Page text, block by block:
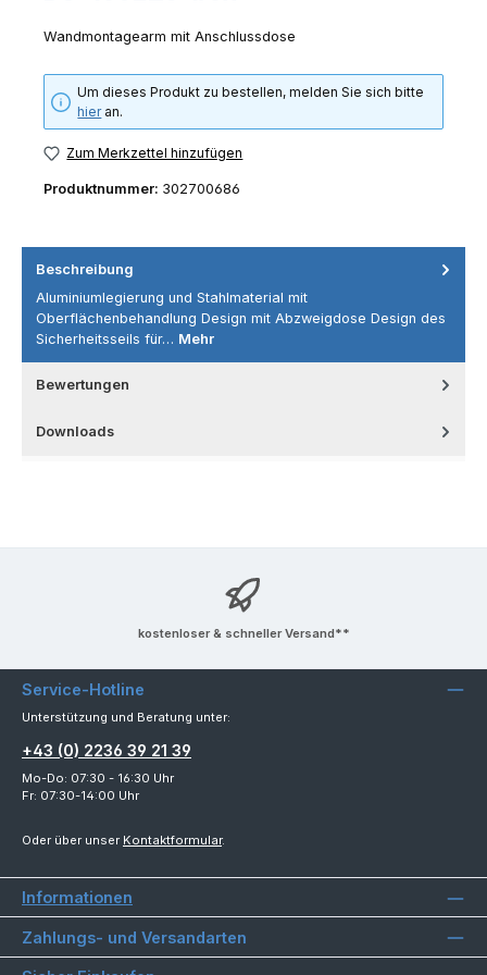
Wandmontagearm mit Anschlussdose
Um dieses Produkt zu bestellen, melden Sie sich bitte
hieran.
Zum Merkzettel hinzufügen
Produktnummer: 302700686
Beschreibung
Aluminiumlegierung und Stahlmaterial mit
Oberflächenbehandlung Design mit Abzweigdose Design des
Sicherheitsseils für… Mehr
Bewertungen
Downloads
kostenloser & schneller Versand**
Service-Hotline
Unterstützung und Beratung unter:
+43 (0) 2236 39 21 39
Mo-Do: 07:30 - 16:30 Uhr
Fr: 07:30-14:00 Uhr
Oder über unser Kontaktformular.
Informationen
Zahlungs- und Versandarten